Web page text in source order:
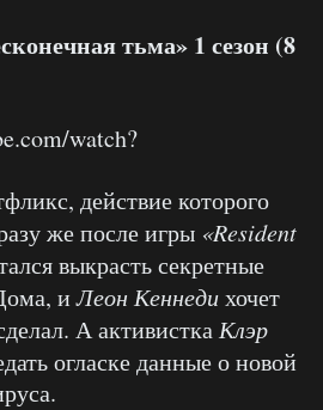
тьма» 1 сезон (8
watch?
действие которого
же после игры «Resident
выкрасть секретные
иЛеон Кеннедихочет
А активистка Клэр
огласке данные о новой